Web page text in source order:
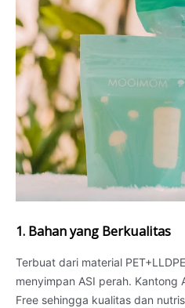
1. Bahan yang Berkualitas
Terbuat dari material
menyimpan ASI perah. Kantong
Free sehingga kualitas dan